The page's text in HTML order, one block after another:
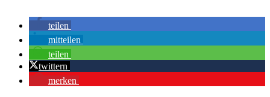
teilen
mitteilen
teilen
twittern
merken